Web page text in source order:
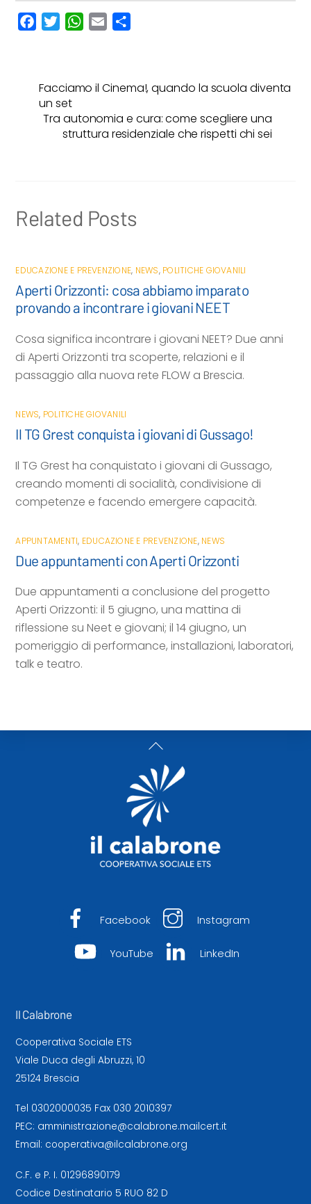
b
o
t
e
r
W
s
p
l
i
i
Facciamo il Cinema!, quando la scuola diventa
un set
Tra autonomia e cura: come scegliere una
struttura residenziale che rispetti chi sei
Related Posts
EDUCAZIONE E PREVENZIONE, NEWS, POLITICHE GIOVANILI
Aperti Orizzonti: cosa abbiamo imparato
provando a incontrare i giovani NEET
Cosa significa incontrare i giovani NEET? Due anni
di Aperti Orizzonti tra scoperte, relazioni e il
passaggio alla nuova rete FLOW a Brescia.
NEWS, POLITICHE GIOVANILI
Il TG Grest conquista i giovani di Gussago!
Il TG Grest ha conquistato i giovani di Gussago,
creando momenti di socialità, condivisione di
competenze e facendo emergere capacità.
APPUNTAMENTI, EDUCAZIONE E PREVENZIONE, NEWS
Due appuntamenti con Aperti Orizzonti
Due appuntamenti a conclusione del progetto
Aperti Orizzonti: il 5 giugno, una mattina di
riflessione su Neet e giovani; il 14 giugno, un
pomeriggio di performance, installazioni, laboratori,
talk e teatro.
Back
To
Top
Facebook Instagram
YouTube LinkedIn
Il Calabrone
Cooperativa Sociale ETS
Viale Duca degli Abruzzi, 10
25124 Brescia
Tel 0302000035 Fax 030 2010397
PEC: amministrazione@calabrone.mailcert.it
Email: cooperativa@ilcalabrone.org
C.F. e P. I. 01296890179
Codice Destinatario 5 RUO 82 D